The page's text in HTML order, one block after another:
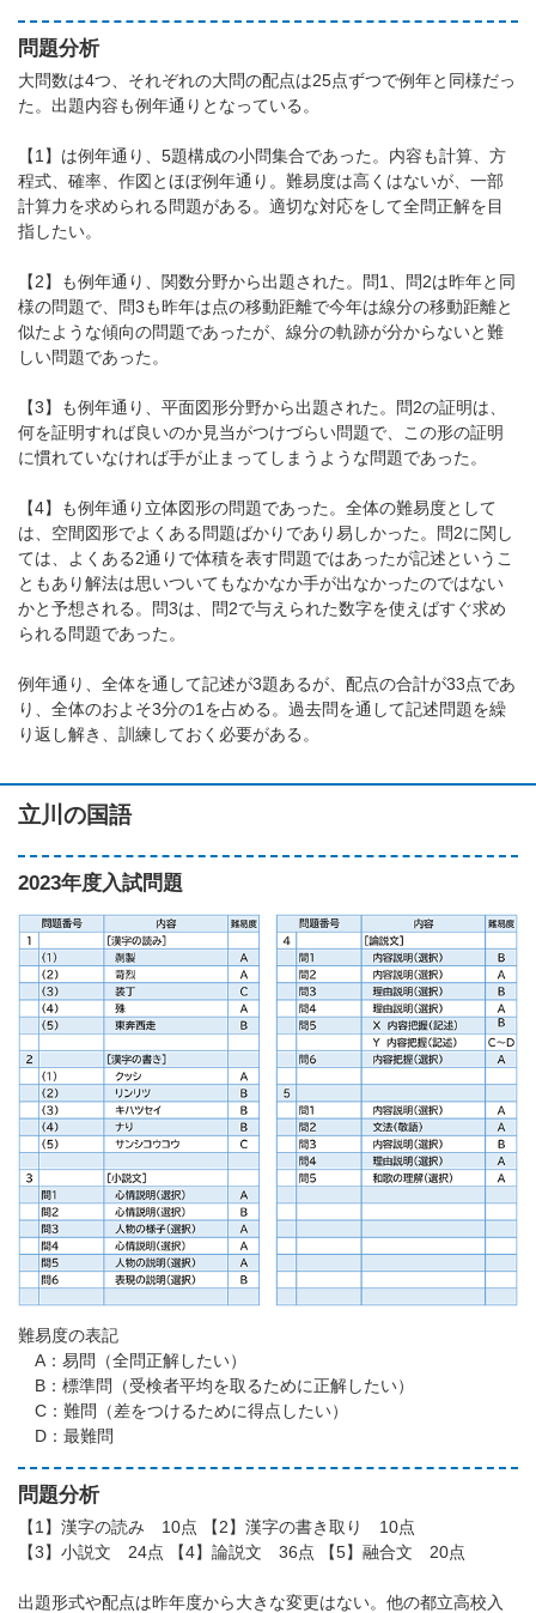
問題分析
大問数は4つ、それぞれの大問の配点は25点ずつで例年と同様だっ
た。出題内容も例年通りとなっている。
【1】は例年通り、5題構成の小問集合であった。内容も計算、方
程式、確率、作図とほぼ例年通り。難易度は高くはないが、一部
計算力を求められる問題がある。適切な対応をして全問正解を目
指したい。
【2】も例年通り、関数分野から出題された。問1、問2は昨年と同
様の問題で、問3も昨年は点の移動距離で今年は線分の移動距離と
似たような傾向の問題であったが、線分の軌跡が分からないと難
しい問題であった。
【3】も例年通り、平面図形分野から出題された。問2の証明は、
何を証明すれば良いのか見当がつけづらい問題で、この形の証明
に慣れていなければ手が止まってしまうような問題であった。
【4】も例年通り立体図形の問題であった。全体の難易度として
は、空間図形でよくある問題ばかりであり易しかった。問2に関し
ては、よくある2通りで体積を表す問題ではあったが記述というこ
ともあり解法は思いついてもなかなか手が出なかったのではない
かと予想される。問3は、問2で与えられた数字を使えばすぐ求め
られる問題であった。
例年通り、全体を通して記述が3題あるが、配点の合計が33点であ
り、全体のおよそ3分の1を占める。過去問を通して記述問題を繰
り返し解き、訓練しておく必要がある。
立川の国語
2023年度入試問題
難易度の表記
A：易問（全問正解したい）
B：標準問（受検者平均を取るために正解したい）
C：難問（差をつけるために得点したい）
D：最難問
問題分析
【1】漢字の読み 10点 【2】漢字の書き取り 10点
【3】小説文 24点 【4】論説文 36点 【5】融合文 20点
出題形式や配点は昨年度から大きな変更はない。他の都立高校入